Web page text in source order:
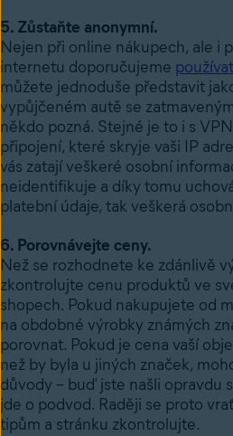
5. Zůstaňte anonymní.
Nejen při online nákupech, ale i
internetu doporučujeme
můžete jednoduše představit
vypůjčeném autě se
někdo pozná. Stejné je to i s
připojení, které skryje vaši IP
vás zatají veškeré osobní
neidentifikuje a díky tomu
platební údaje, tak veškerá
6. Porovnávejte ceny.
Než se rozhodnete ke zdánlivě
zkontrolujte cenu produktů ve
shopech. Pokud nakupujete od
na obdobné výrobky známých
porovnat. Pokud je cena vaší
než by byla u jiných značek,
důvody – buď jste našli opravdu
jde o podvod. Raději se proto
tipům a stránku zkontrolujte.